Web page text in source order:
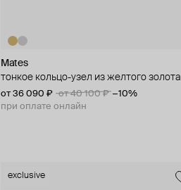
Mates
тонкое кольцо-узел из желтого золота
от 36 090 ₽ от 40 100 ₽ −10%
при оплате онлайн
exclusive